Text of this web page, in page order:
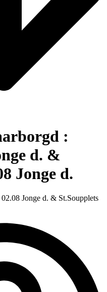
:
d. &
Jonge d.
Jonge d. & St.Soupplets